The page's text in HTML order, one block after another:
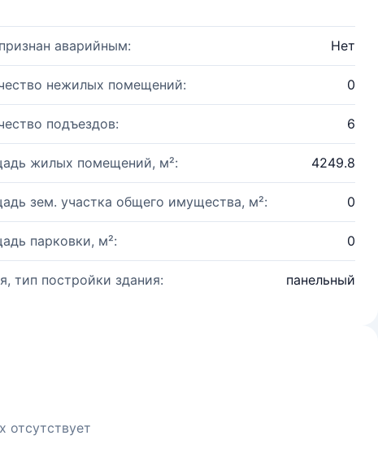
аварийным: Нет
нежилых помещений: 0
подъездов: 6
жилых помещений, м²: 4249.8
зем. участка общего имущества, м²: 0
парковки, м²: 0
тип постройки здания: панельный
отсутствует